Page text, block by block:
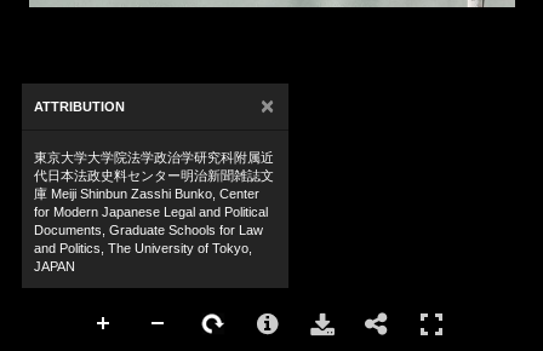
ATTRIBUTION ×
東京大学大学院法学政治学研究科附属近
代日本法政史料センター明治新聞雑誌文
庫 Meiji Shinbun Zasshi Bunko, Center
for Modern Japanese Legal and Political
Documents, Graduate Schools for Law
and Politics, The University of Tokyo,
JAPAN